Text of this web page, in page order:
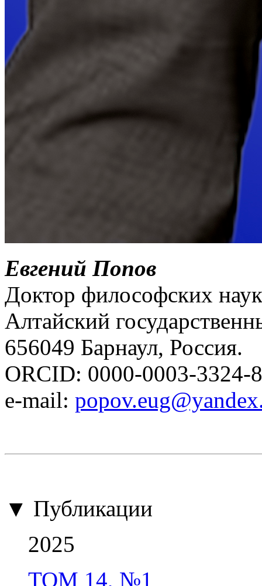
Евгений Попов
Доктор философских
Алтайский
656049 Барнаул, Россия.
ORCID: 0000-0003-3324-
e-mail:
▼ Публикации
2025
ТОМ 14, №1